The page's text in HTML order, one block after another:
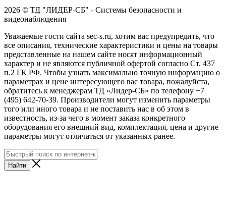
2026 © ТД "ЛИДЕР-СБ" - Системы безопасности и
видеонаблюдения
Уважаемые гости сайта sec-s.ru, хотим вас предупредить, что
все описания, технические характеристики и цены на товары
представленные на нашем сайте носят информационный
характер и не являются публичной офертой согласно Ст. 437
п.2 ГК РФ. Чтобы узнать максимально точную информацию о
параметрах и цене интересующего вас товара, пожалуйста,
обратитесь к менеджерам ТД «Лидер-СБ» по телефону +7
(495) 642-70-39. Производители могут изменить параметры
того или иного товара и не поставить нас в об этом в
известность, из-за чего в момент заказа конкретного
оборудования его внешний вид, комплектация, цена и другие
параметры могут отличаться от указанных ранее.
Найти